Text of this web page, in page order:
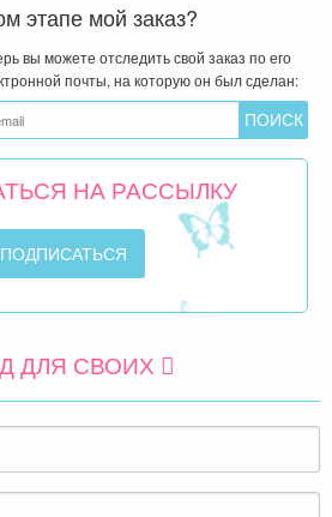
этапе мой заказ?
вы можете отследить свой заказ по его
почты, на которую он был сделан:
НА РАССЫЛКУ
ДЛЯ СВОИХ